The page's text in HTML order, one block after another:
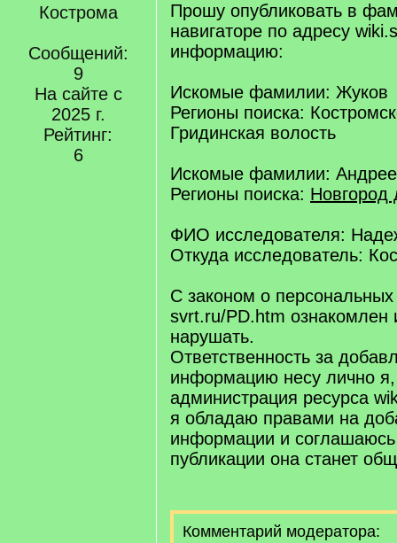
Кострома
Сообщений:
9
На сайте с
2025 г.
Рейтинг:
6
Прошу опубликовать в
навигаторе по адресу
информацию:
Искомые фамилии: Жуков
Регионы поиска:
Гридинская волость
Искомые фамилии:
Регионы поиска: Новгород
ФИО исследователя:
Откуда исследователь:
С законом о
svrt.ru/PD.htm ознакомлен
нарушать.
Ответственность за
информацию несу лично
администрация ресурса
я обладаю правами на
информации и
публикации она станет
Комментарий модератора: